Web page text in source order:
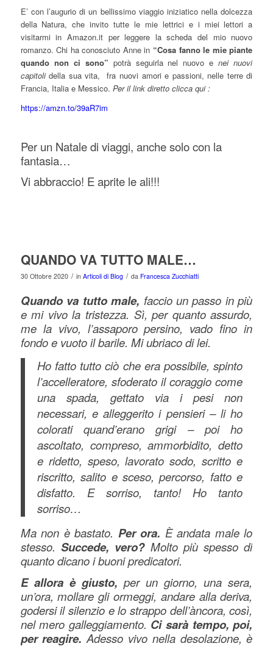
E’ con l’augurio di un bellissimo viaggio iniziatico nella dolcezza
della Natura, che invito tutte le mie lettrici e i miei lettori a
visitarmi in Amazon.it per leggere la scheda del mio nuovo
romanzo. Chi ha conosciuto Anne in “Cosa fanno le mie piante
quando non ci sono” potrà seguirla nel nuovo enei nuovi
capitolidella sua vita, fra nuovi amori e passioni, nelle terre di
Francia, Italia e Messico. Per il link diretto clicca qui :
https://amzn.to/39aR7im
Per un Natale di viaggi, anche solo con la
fantasia…
Vi abbraccio! E aprite le ali!!!
QUANDO VA TUTTO MALE…
30 Ottobre 2020 / in Articoli di Blog / da Francesca Zucchiatti
Quando va tutto male, faccio un passo in più
e mi vivo la tristezza. Sì, per quanto assurdo,
me la vivo, l’assaporo persino, vado fino in
fondo e vuoto il barile. Mi ubriaco di lei.
Ho fatto tutto ciò che era possibile, spinto
l’accelleratore, sfoderato il coraggio come
una spada, gettato via i pesi non
necessari, e alleggerito i pensieri – li ho
colorati quand’erano grigi – poi ho
ascoltato, compreso, ammorbidito, detto
e ridetto, speso, lavorato sodo, scritto e
riscritto, salito e sceso, percorso, fatto e
disfatto. E sorriso, tanto! Ho tanto
sorriso…
Ma non è bastato. Per ora. È andata male lo
stesso. Succede, vero?Molto più spesso di
quanto dicano i buoni predicatori.
E allora è giusto, per un giorno, una sera,
un’ora, mollare gli ormeggi, andare alla deriva,
godersi il silenzio e lo strappo dell’àncora, così,
nel mero galleggiamento. Ci sarà tempo, poi,
per reagire. Adesso vivo nella desolazione, è